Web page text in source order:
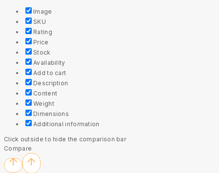
Image
SKU
Rating
Price
Stock
Availability
Add to cart
Description
Content
Weight
Dimensions
Additional information
Click outside to hide the comparison bar
Compare